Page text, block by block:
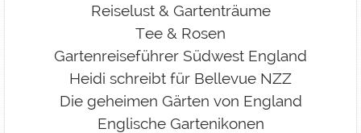
Reiselust & Gartenträume
Tee & Rosen
Gartenreiseführer Südwest England
Heidi schreibt für Bellevue NZZ
Die geheimen Gärten von England
Englische Garten­ikonen